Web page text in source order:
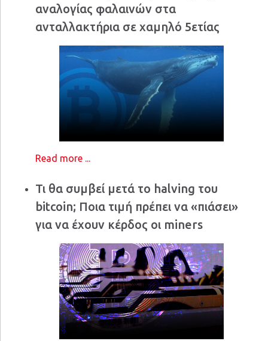
αναλογίας φαλαινών στα
ανταλλακτήρια σε χαμηλό 5ετίας
Read more ...
Τι θα συμβεί μετά το halving του
bitcoin; Ποια τιμή πρέπει να «πιάσει»
για να έχουν κέρδος οι miners